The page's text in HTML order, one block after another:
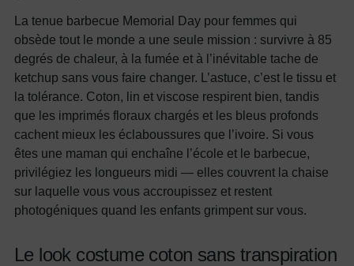
La tenue barbecue Memorial Day pour femmes qui
obsède tout le monde a une seule mission : survivre à 85
degrés de chaleur, à la fumée et à l’inévitable tache de
ketchup sans vous faire changer. L’astuce, c’est le tissu et
la tolérance. Coton, lin et viscose respirent bien, tandis
que les imprimés floraux chargés et les bleus profonds
cachent mieux les éclaboussures que l’ivoire. Si vous
êtes une maman qui enchaîne l’école et le barbecue,
privilégiez les longueurs midi — elles couvrent la chaise
sur laquelle vous vous accroupissez et restent
photogéniques quand les enfants grimpent sur vous.
Le look costume coton sans transpiration